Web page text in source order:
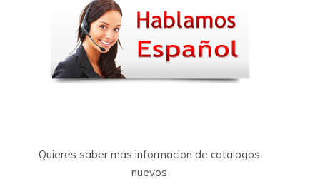
Quieres saber mas informacion de catalogos
nuevos